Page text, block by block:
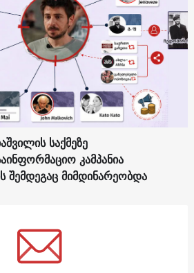
საქმეზე
კამპანია
შემდეგაც მიმდინარეობდა